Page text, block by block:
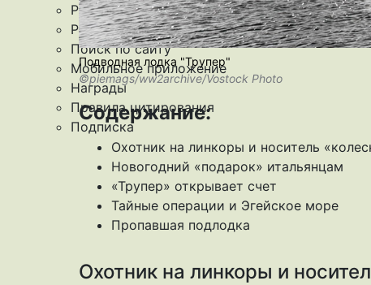
Редакция
Рекламная служба
Поиск по сайту
Мобильное приложение
Награды
Правила цитирования
Подписка
Подводная лодка "Трупер"
©piemags/ww2archive/Vostock Photo
Содержание:
Охотник на линкоры и носитель
Новогодний «подарок» итальянцам
«Трупер» открывает счет
Тайные операции и Эгейское море
Пропавшая подлодка
Охотник на линкоры и